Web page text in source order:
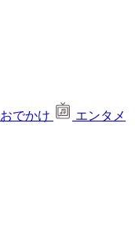
おでかけ
エンタメ